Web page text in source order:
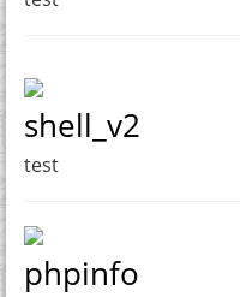
shell_v2
test
phpinfo